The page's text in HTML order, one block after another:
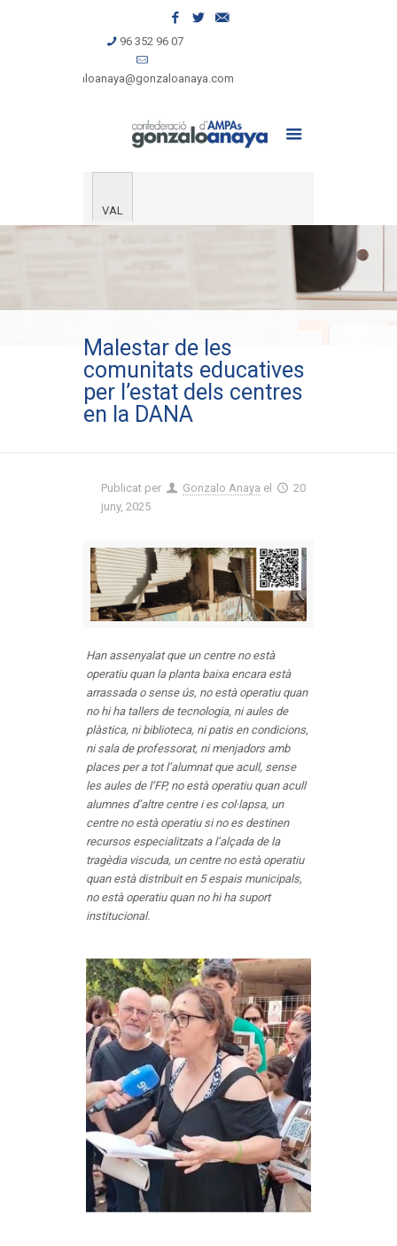
96 352 96 07
gonzaloanaya@gonzaloanaya.com
VAL
Malestar de les
comunitats educatives
per l’estat dels centres
en la DANA
Publicat per Gonzalo Anaya el
20
juny, 2025
Han assenyalat que un centre no està
operatiu quan la planta baixa encara està
arrassada o sense ús, no està operatiu quan
no hi ha tallers de tecnologia, ni aules de
plàstica, ni biblioteca, ni patis en condicions,
ni sala de professorat, ni menjadors amb
places per a tot l’alumnat que acull, sense
les aules de l’FP, no està operatiu quan acull
alumnes d’altre centre i es col·lapsa, un
centre no està operatiu si no es destinen
recursos especialitzats a l’alçada de la
tragèdia viscuda, un centre no està operatiu
quan està distribuit en 5 espais municipals,
no està operatiu quan no hi ha suport
institucional.